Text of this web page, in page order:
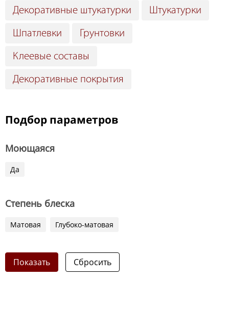
Декоративные штукатурки Штукатурки
Шпатлевки Грунтовки
Клеевые составы
Декоративные покрытия
Подбор параметров
Моющаяся
Да
Степень блеска
Матовая Глубоко-матовая
Показать